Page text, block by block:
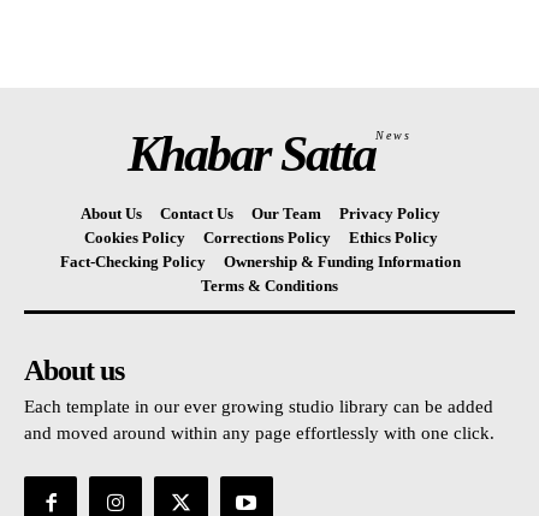
Khabar SattaNews
About Us Contact Us Our Team
Privacy Policy
Cookies Policy
Corrections Policy
Ethics Policy
Fact-Checking Policy
Ownership & Funding Information
Terms & Conditions
About us
Each template in our ever growing studio library can be added
and moved around within any page effortlessly with one click.